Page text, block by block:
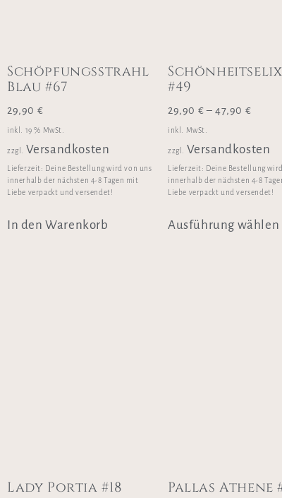
Schöpfungsstrahl
Blau #67
29,90 €
inkl. 19 % MwSt.
zzgl. Versandkosten
Lieferzeit: Deine Bestellung wird von uns
innerhalb der nächsten 4-8 Tagen mit
Liebe verpackt und versendet!
In den Warenkorb
#49
29,90 €–47,90 €
inkl. MwSt.
zzgl. Versandkosten
Lieferzeit: Deine Bestellung
innerhalb der nächsten 4-8
Liebe verpackt und versendet!
Ausführung wählen
Lady Portia #18 Pallas Athene